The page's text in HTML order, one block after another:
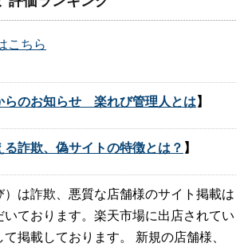
こちら
らのお知らせ 楽れび管理人とは 】
詐欺、偽サイトの特徴とは？ 】
）は詐欺、悪質な店舗様のサイト掲載は
いております。楽天市場に出店されてい
掲載しております。 新規の店舗様、